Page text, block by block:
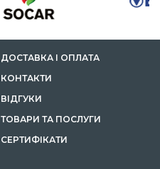
ДОСТАВКА І ОПЛАТА
КОНТАКТИ
ВІДГУКИ
ТОВАРИ ТА ПОСЛУГИ
СЕРТИФІКАТИ